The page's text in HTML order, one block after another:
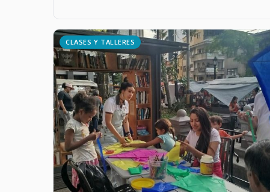
CLASES Y TALLERES